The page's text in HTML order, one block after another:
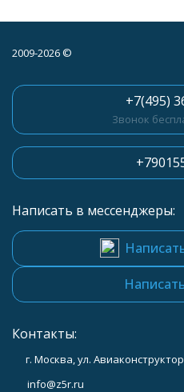
2009-2026 ©
+7(495)
Звонок
Написать в мессенджеры:
Контакты:
г. Москва, ул.
info@z5r.ru